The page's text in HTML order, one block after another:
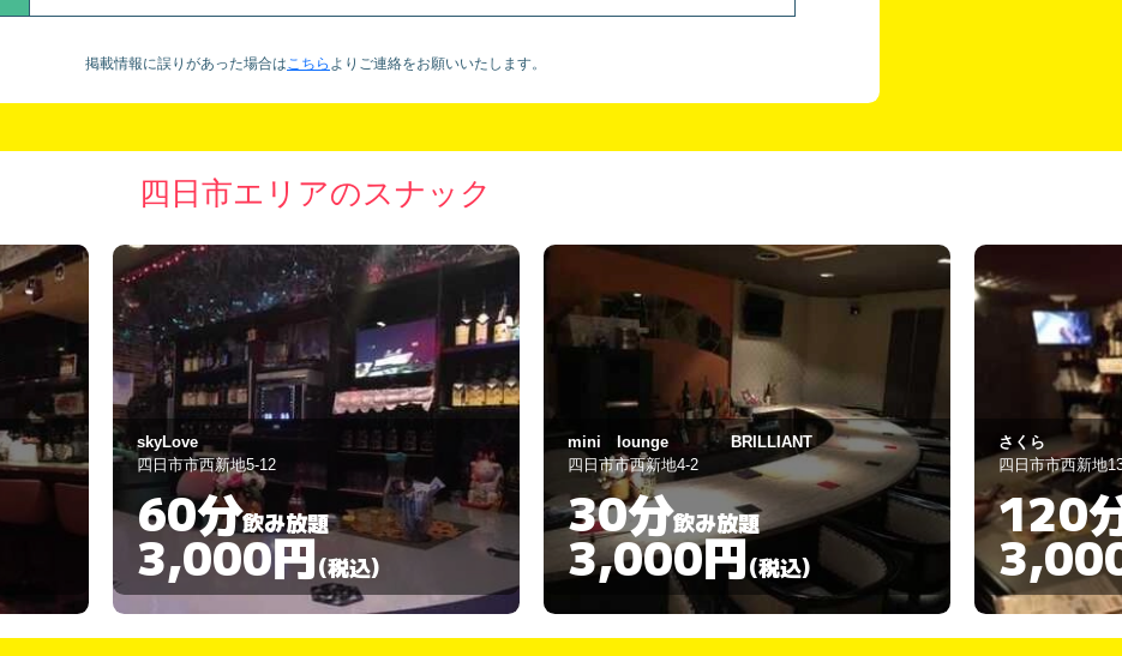
掲載情報に誤りがあった場合はこちら より ご連絡をお願いいたします。
四日市エリアのスナック
mini lounge BRILLIANT
四日市市西新地4-2
30分飲み放題
3,000円(税込)
さくら
四日市市西新地13-1
120分飲み放題
3,000円(税込)
スナック
四日市市西新地
60分